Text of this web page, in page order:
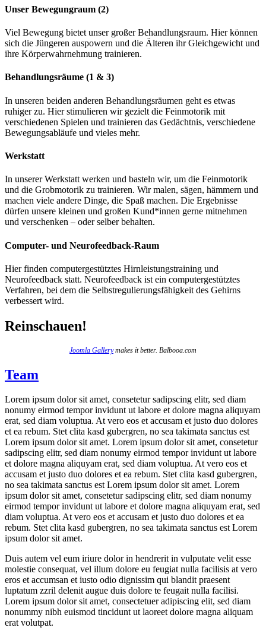
Unser Bewegungraum (2)
Viel Bewegung bietet unser großer Behandlungsraum. Hier können
sich die Jüngeren auspowern und die Älteren ihr Gleichgewicht und
ihre Körperwahrnehmung trainieren.
Behandlungsräume (1 & 3)
In unseren beiden anderen Behandlungsräumen geht es etwas
ruhiger zu. Hier stimulieren wir gezielt die Feinmotorik mit
verschiedenen Spielen und trainieren das Gedächtnis, verschiedene
Bewegungsabläufe und vieles mehr.
Werkstatt
In unserer Werkstatt werken und basteln wir, um die Feinmotorik
und die Grobmotorik zu trainieren. Wir malen, sägen, hämmern und
machen viele andere Dinge, die Spaß machen. Die Ergebnisse
dürfen unsere kleinen und großen Kund*innen gerne mitnehmen
und verschenken – oder selber behalten.
Computer- und Neurofeedback-Raum
Hier finden computergestütztes Hirnleistungstraining und
Neurofeedback statt. Neurofeedback ist ein computergestütztes
Verfahren, bei dem die Selbstregulierungsfähigkeit des Gehirns
verbessert wird.
Reinschauen!
Joomla Gallerymakes it better. Balbooa.com
Team
Lorem ipsum dolor sit amet, consetetur sadipscing elitr, sed diam
nonumy eirmod tempor invidunt ut labore et dolore magna aliquyam
erat, sed diam voluptua. At vero eos et accusam et justo duo dolores
et ea rebum. Stet clita kasd gubergren, no sea takimata sanctus est
Lorem ipsum dolor sit amet. Lorem ipsum dolor sit amet, consetetur
sadipscing elitr, sed diam nonumy eirmod tempor invidunt ut labore
et dolore magna aliquyam erat, sed diam voluptua. At vero eos et
accusam et justo duo dolores et ea rebum. Stet clita kasd gubergren,
no sea takimata sanctus est Lorem ipsum dolor sit amet. Lorem
ipsum dolor sit amet, consetetur sadipscing elitr, sed diam nonumy
eirmod tempor invidunt ut labore et dolore magna aliquyam erat, sed
diam voluptua. At vero eos et accusam et justo duo dolores et ea
rebum. Stet clita kasd gubergren, no sea takimata sanctus est Lorem
ipsum dolor sit amet.
Duis autem vel eum iriure dolor in hendrerit in vulputate velit esse
molestie consequat, vel illum dolore eu feugiat nulla facilisis at vero
eros et accumsan et iusto odio dignissim qui blandit praesent
luptatum zzril delenit augue duis dolore te feugait nulla facilisi.
Lorem ipsum dolor sit amet, consectetuer adipiscing elit, sed diam
nonummy nibh euismod tincidunt ut laoreet dolore magna aliquam
erat volutpat.